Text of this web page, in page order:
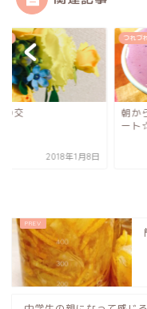
の交
2018年1月8日
つれづ
朝か
ート